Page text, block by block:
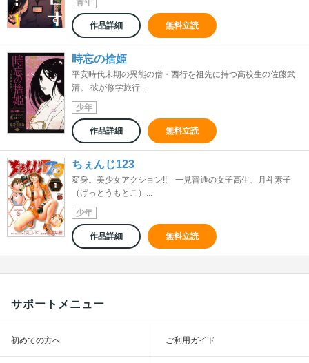
作品詳細 無料立読
時忘の捨姫
平安時代末期の異能の僧・西行を祖先に持つ高校生の佐藤武
清。 彼が修学旅行...
少年
作品詳細 無料立読
ちぇんじ123
変身。美少女アクション!! 一見普通の女子高生、月斗素子
（げっとうもとこ）...
少年
作品詳細 無料立読
サポートメニュー
初めての方へ ご利用ガイド